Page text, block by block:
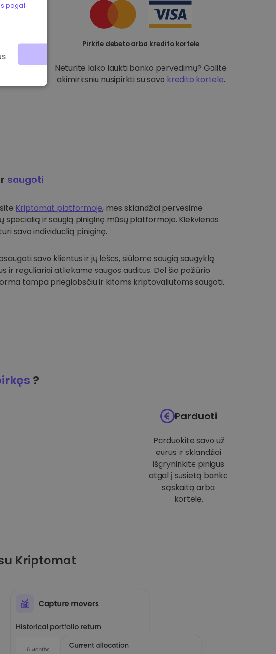
Pirkite debeto arba kredito kortele
Neturite laiko laukti banko pervedimų? Galite
akimirksniu nusipirkti su savo kredito kortele.
saugoti
Kriptomat platformoje, mes sklandžiai pervesime
specialią ir saugią piniginę mūsų platformoje. Kiekvienas
savo individualią piniginę.
savo klientus ir jų lėšas, siūlome saugią saugyklą
ir reguliariai atliekame saugos auditus. Dėl šio požiūrio
tampa prieglobsčiu ir kitoms kriptovaliutoms saugoti.
?
Parduoti
Parduokite savo už
eurus ir sklandžiai
išgryninkite pinigus
atgal į susietą banko
sąskaitą arba
kortelę.
Kriptomat
pagal